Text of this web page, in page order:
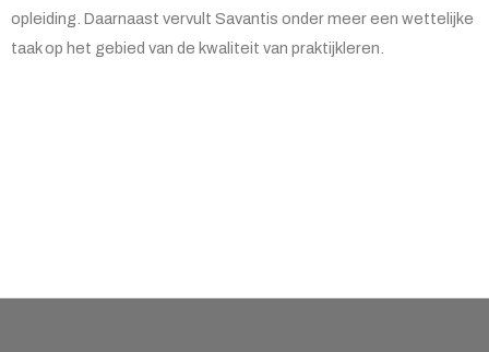
opleiding. Daarnaast vervult Savantis onder meer een wettelijke
taak op het gebied van de kwaliteit van praktijkleren.